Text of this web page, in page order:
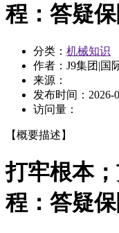
程：答疑
分类： 机械知识
作者：J9集团|国
来源：
发布时间： 2026-
访问量：
【概要描述】
打牢根本
程：答疑